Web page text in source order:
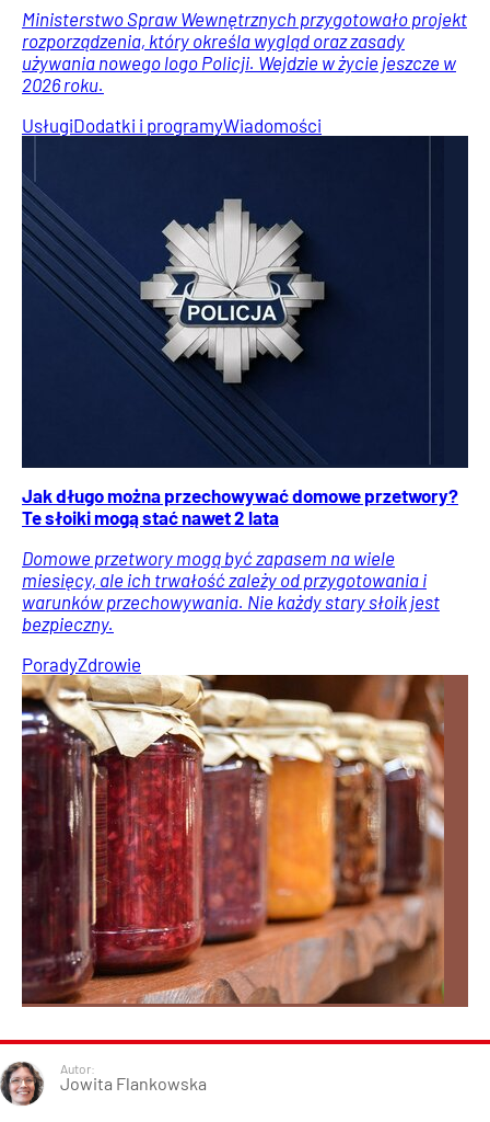
Ministerstwo Spraw Wewnętrznych przygotowało projekt
rozporządzenia, który określa wygląd oraz zasady
używania nowego logo Policji. Wejdzie w życie jeszcze w
2026 roku.
UsługiDodatki i programyWiadomości
Jak długo można przechowywać domowe przetwory?
Te słoiki mogą stać nawet 2 lata
Domowe przetwory mogą być zapasem na wiele
miesięcy, ale ich trwałość zależy od przygotowania i
warunków przechowywania. Nie każdy stary słoik jest
bezpieczny.
PoradyZdrowie
Autor:
Jowita Flankowska